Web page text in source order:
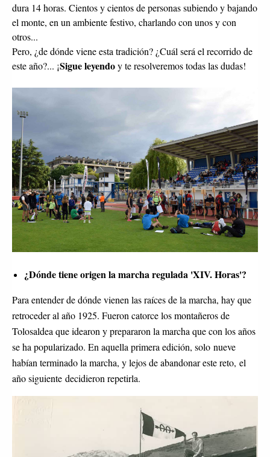
dura 14 horas. Cientos y cientos de personas subiendo y bajando
el monte, en un ambiente festivo, charlando con unos y con
otros...
Pero, ¿de dónde viene esta tradición? ¿Cuál será el recorrido de
este año?... ¡Sigue leyendoy te resolveremos todas las dudas!
¿Dónde tiene origen la marcha regulada 'XIV. Horas'?
Para entender de dónde vienen las raíces de la marcha, hay que
retroceder al año 1925. Fueron catorce los montañeros de
Tolosaldea que idearon y prepararon la marcha que con los años
se ha popularizado. En aquella primera edición, solo nueve
habían terminado la marcha, y lejos de abandonar este reto, el
año siguiente decidieron repetirla.